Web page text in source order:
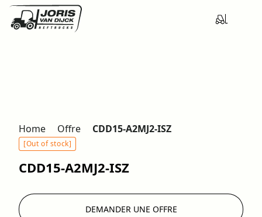
Home Offre CDD15-A2MJ2-ISZ
[Out of stock]
CDD15-A2MJ2-ISZ
DEMANDER UNE OFFRE